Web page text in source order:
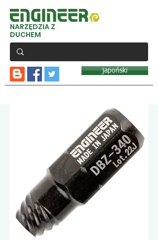
NARZĘDZIA Z
DUCHEM
japoński